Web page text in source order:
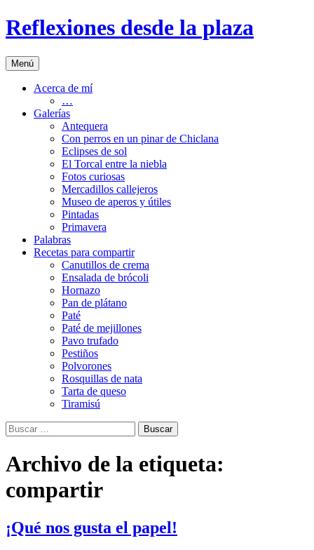
Saltar
al
Reflexiones desde la plaza
Menú
Acerca de mí
…
Galerías
Antequera
Con perros en un pinar de Chiclana
Eclipses de sol
El Torcal entre la niebla
Fotos curiosas
Mercadillos callejeros
Museo de aperos y útiles
Pintadas
Primavera
Palabras
Recetas para compartir
Canutillos de crema
Ensalada de brócoli
Hornazo
Pan de plátano
Paté
Paté de mejillones
Pavo trufado
Pestiños
Polvorones
Rosquillas de nata
Tarta de queso
Tiramisú
Buscar:
Archivo de la etiqueta:
compartir
¡Qué nos gusta el papel!